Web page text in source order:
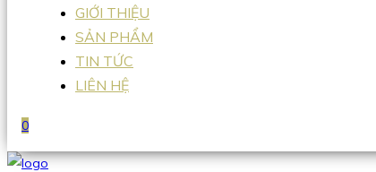
GIỚI THIỆU
SẢN PHẨM
TIN TỨC
LIÊN HỆ
0